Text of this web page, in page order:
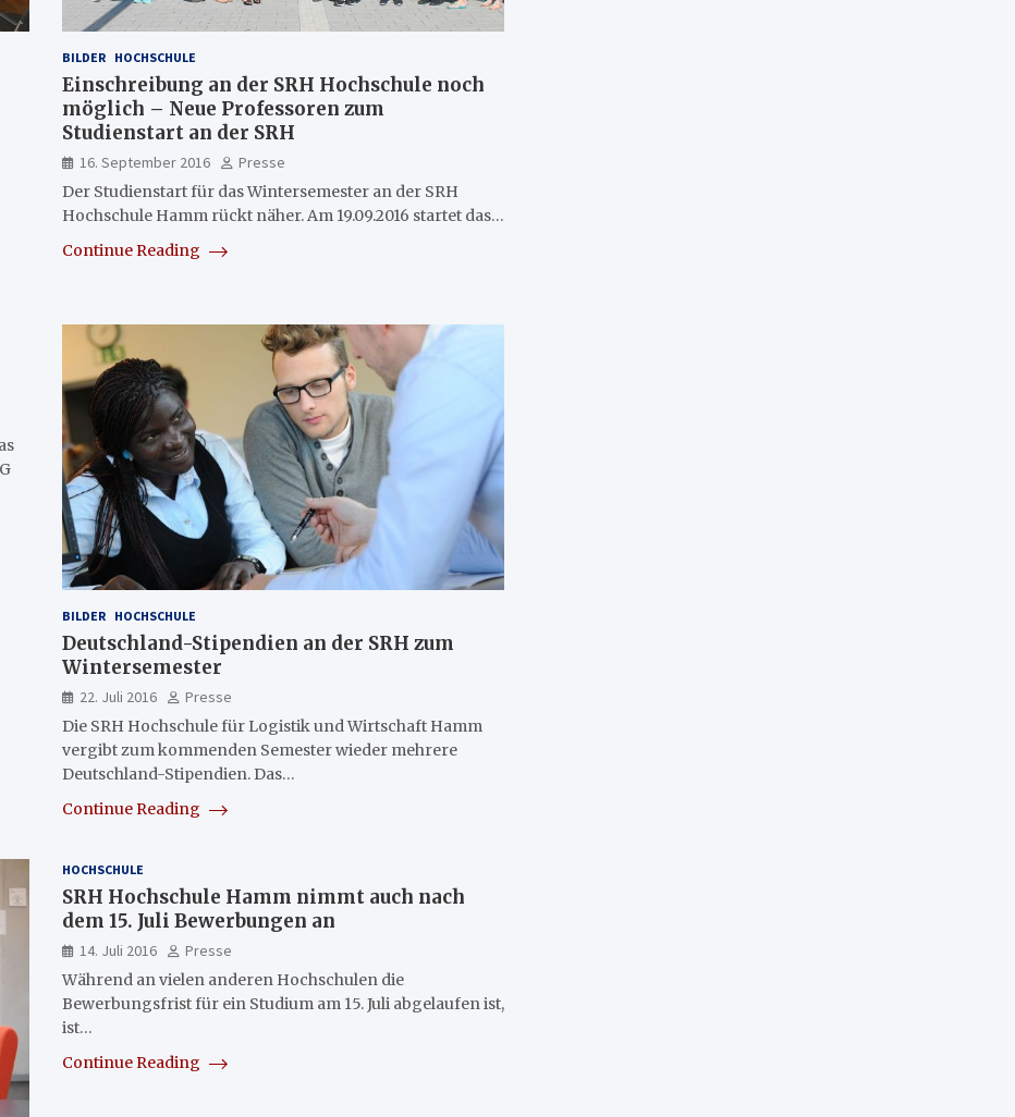
BILDER HOCHSCHULE
Einschreibung an der SRH Hochschule noch
möglich – Neue Professoren zum
Studienstart an der SRH
16. September 2016
Presse
Der Studienstart für das Wintersemester an der SRH
Hochschule Hamm rückt näher. Am 19.09.2016 startet das…
Continue Reading
BILDER HOCHSCHULE
Deutschland-Stipendien an der SRH zum
Wintersemester
22. Juli 2016
Presse
Die SRH Hochschule für Logistik und Wirtschaft Hamm
vergibt zum kommenden Semester wieder mehrere
Deutschland-Stipendien. Das…
Continue Reading
HOCHSCHULE
SRH Hochschule Hamm nimmt auch nach
dem 15. Juli Bewerbungen an
14. Juli 2016
Presse
Während an vielen anderen Hochschulen die
Bewerbungsfrist für ein Studium am 15. Juli abgelaufen ist,
ist…
Continue Reading